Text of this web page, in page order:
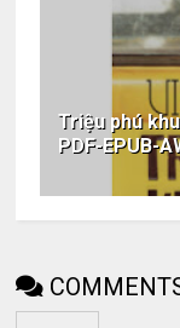
Triệu phú
PDF-EPUB-